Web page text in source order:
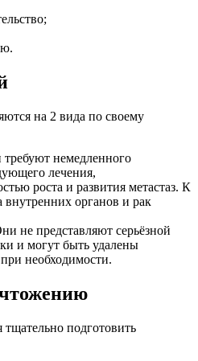
на 2 вида по своему
немедленного
лечения,
роста и развития метастаз. К
внутренних органов и рак
не представляют серьёзной
и могут быть удалены
необходимости.
тщательно подготовить